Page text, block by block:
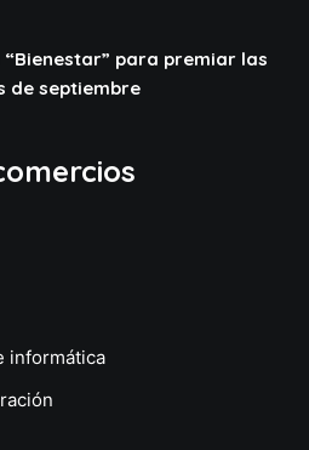
para premiar las
de septiembre
informática